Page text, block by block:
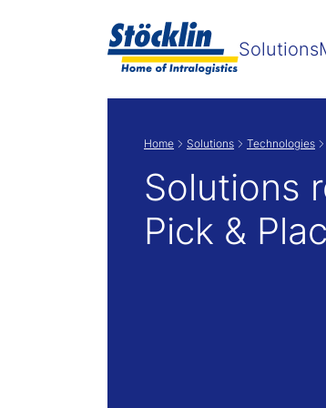
Solutions
Home Solutions Technologies
Solutions
Pick &